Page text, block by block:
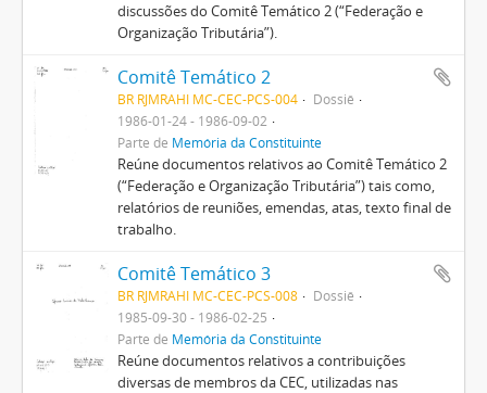
discussões do Comitê Temático 2 (“Federação e
Organização Tributária”).
Comitê Temático 2
BR RJMRAHI MC-CEC-PCS-004
Dossiê
1986-01-24 - 1986-09-02
Parte de Memória da Constituinte
Reúne documentos relativos ao Comitê Temático 2
(“Federação e Organização Tributária”) tais como,
relatórios de reuniões, emendas, atas, texto final de
trabalho.
Comitê Temático 3
BR RJMRAHI MC-CEC-PCS-008
Dossiê
1985-09-30 - 1986-02-25
Parte de Memória da Constituinte
Reúne documentos relativos a contribuições
diversas de membros da CEC, utilizadas nas